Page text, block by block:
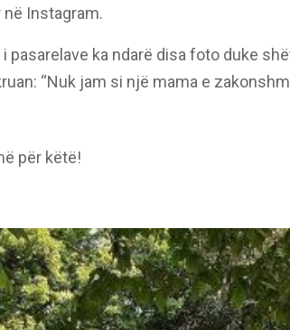
Instagram.
pasarelave ka ndarë disa foto duke
“Nuk jam si një mama e
për këtë!